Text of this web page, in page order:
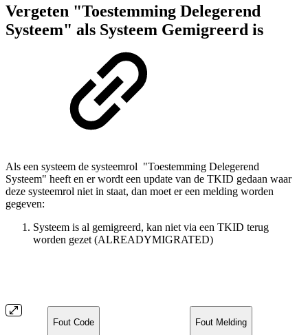
Vergeten "Toestemming Delegerend
Systeem" als Systeem Gemigreerd is
Als een systeem de systeemrol "Toestemming Delegerend
Systeem" heeft en er wordt een update van de TKID gedaan waar
deze systeemrol niet in staat, dan moet er een melding worden
gegeven:
Systeem is al gemigreerd, kan niet via een TKID terug
worden gezet (ALREADYMIGRATED)
Fout Code Fout Melding